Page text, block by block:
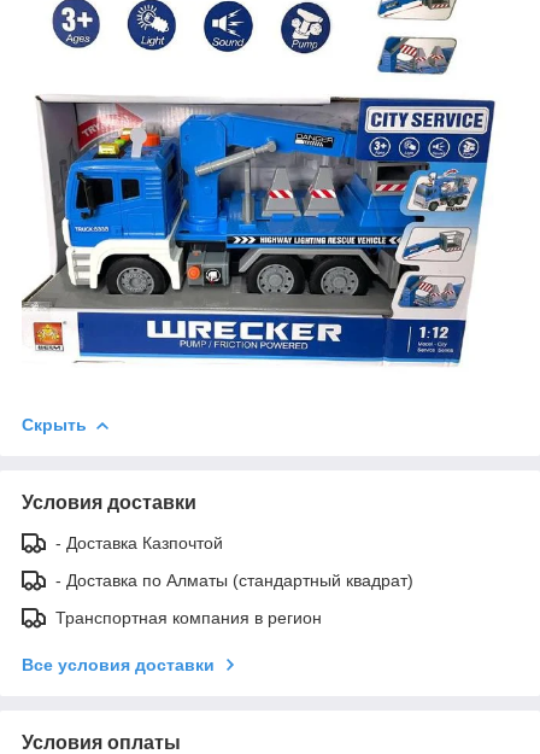
Скрыть
Условия доставки
- Доставка Казпочтой
- Доставка по Алматы (стандартный квадрат)
Транспортная компания в регион
Все условия доставки
Условия оплаты